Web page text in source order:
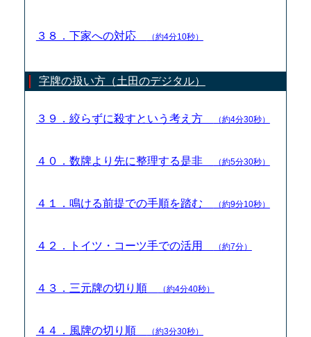
３８．下家への対応 （約4分10秒）
字牌の扱い方（土田のデジタル）
３９．絞らずに殺すという考え方 （約4分30秒）
４０．数牌より先に整理する是非 （約5分30秒）
４１．鳴ける前提での手順を踏む （約9分10秒）
４２．トイツ・コーツ手での活用 （約7分）
４３．三元牌の切り順 （約4分40秒）
４４．風牌の切り順 （約3分30秒）